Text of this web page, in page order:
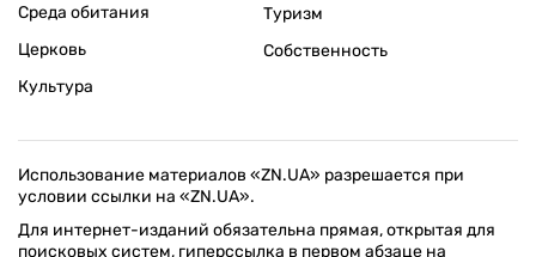
Среда обитания
Церковь
Культура
Туризм
Собственность
Использование материалов «ZN.UA» разрешается при
условии ссылки на «ZN.UA».
Для интернет-изданий обязательна прямая, открытая для
поисковых систем, гиперссылка в первом абзаце на